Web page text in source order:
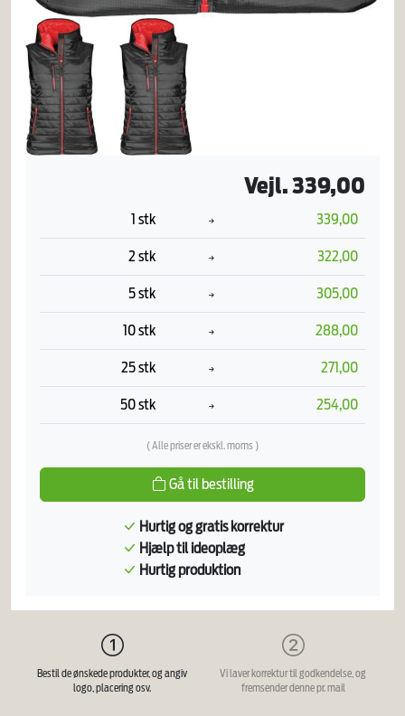
Vejl. 339,00
1 stk 339,00
2 stk 322,00
5 stk 305,00
10 stk 288,00
25 stk 271,00
50 stk 254,00
( Alle priser er ekskl. moms )
Gå til bestilling
Hurtig og gratis korrektur
Hjælp til ideoplæg
Hurtig produktion
Bestil de ønskede produkter, og angiv
logo, placering osv.
Vi laver korrektur til godkendelse, og
fremsender denne pr. mail